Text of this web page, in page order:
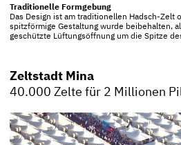
Traditionelle Formgebung
Das Design ist am traditionellen Hadsch-Zelt
spitzförmige Gestaltung wurde beibehalten,
geschützte Lüftungsöffnung um die Spitze
Zeltstadt Mina
40.000 Zelte für 2 Millionen